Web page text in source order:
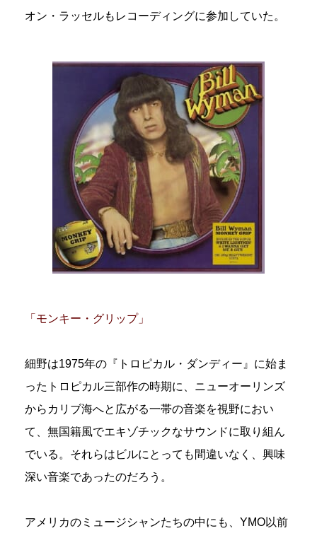
オン・ラッセルもレコーディングに参加していた。
「モンキー・グリップ」
細野は1975年の『トロピカル・ダンディー』に始ま
ったトロピカル三部作の時期に、ニューオーリンズ
からカリブ海へと広がる一帯の音楽を視野におい
て、無国籍風でエキゾチックなサウンドに取り組ん
でいる。それらはビルにとっても間違いなく、興味
深い音楽であったのだろう。
アメリカのミュージシャンたちの中にも、YMO以前